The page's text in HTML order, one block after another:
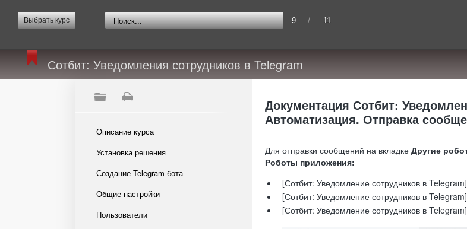
Выбрать курс 9 / 11
Сотбит: Уведомления сотрудников в Telegram
Описание курса
Установка решения
Создание Telegram бота
Общие настройки
Пользователи
Документация Сотбит:
Автоматизация. Отправка
Для отправки сообщений на вкладке Другие
Роботы приложения:
[Сотбит: Уведомление сотрудников в
[Сотбит: Уведомление сотрудников в
[Сотбит: Уведомление сотрудников в